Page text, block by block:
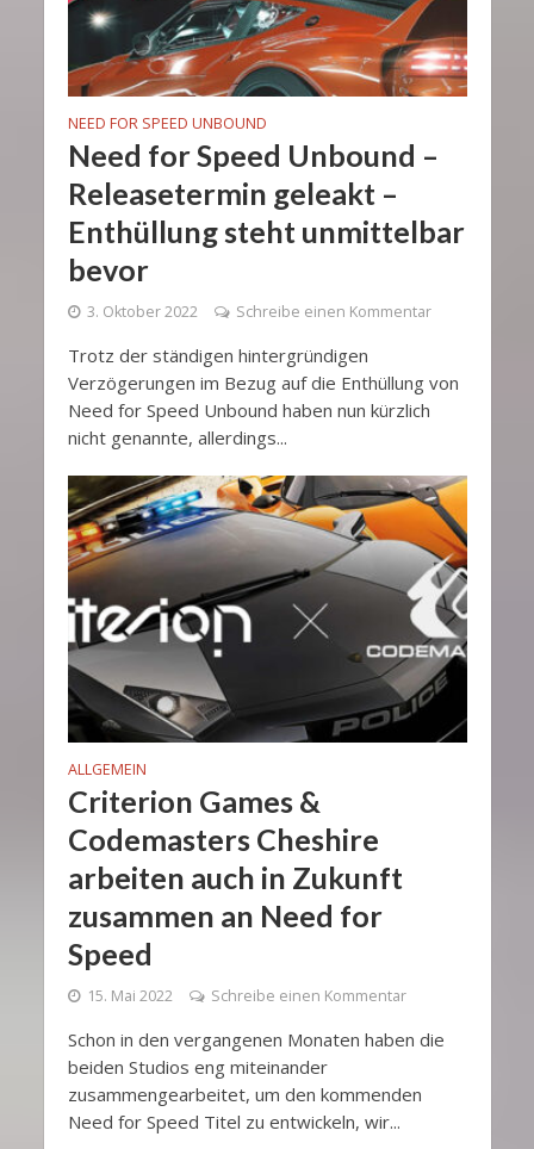
NEED FOR SPEED UNBOUND
Need for Speed Unbound –
Releasetermin geleakt –
Enthüllung steht unmittelbar
bevor
3. Oktober 2022 Schreibe einen Kommentar
Trotz der ständigen hintergründigen
Verzögerungen im Bezug auf die Enthüllung von
Need for Speed ​​Unbound haben nun kürzlich
nicht genannte, allerdings...
ALLGEMEIN
Criterion Games &
Codemasters Cheshire
arbeiten auch in Zukunft
zusammen an Need for
Speed
15. Mai 2022 Schreibe einen Kommentar
Schon in den vergangenen Monaten haben die
beiden Studios eng miteinander
zusammengearbeitet, um den kommenden
Need for Speed Titel zu entwickeln, wir...